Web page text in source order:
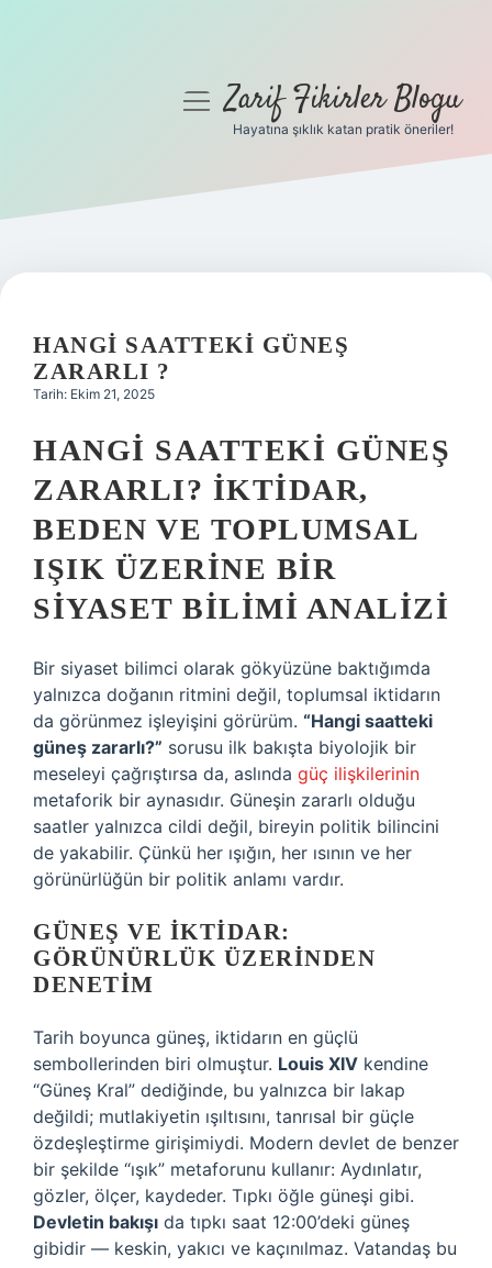
Gizlilik Politikası
Yasal Uyarı
menüyüZarif Fikirler Blogu
Hayatına şıklık katan pratik öneriler!
HANGI SAATTEKI GÜNEŞ
ZARARLI ?
Tarih: Ekim 21, 2025
HANGI SAATTEKI GÜNEŞ
ZARARLI? İKTIDAR,
BEDEN VE TOPLUMSAL
IŞIK ÜZERINE BIR
SIYASET BILIMI ANALIZI
Bir siyaset bilimci olarak gökyüzüne baktığımda
yalnızca doğanın ritmini değil, toplumsal iktidarın
da görünmez işleyişini görürüm. “Hangi saatteki
güneş zararlı?” sorusu ilk bakışta biyolojik bir
meseleyi çağrıştırsa da, aslında güç ilişkilerinin
metaforik bir aynasıdır. Güneşin zararlı olduğu
saatler yalnızca cildi değil, bireyin politik bilincini
de yakabilir. Çünkü her ışığın, her ısının ve her
görünürlüğün bir politik anlamı vardır.
GÜNEŞ VE İKTIDAR:
GÖRÜNÜRLÜK ÜZERINDEN
DENETIM
Tarih boyunca güneş, iktidarın en güçlü
sembollerinden biri olmuştur. Louis XIV kendine
“Güneş Kral” dediğinde, bu yalnızca bir lakap
değildi; mutlakiyetin ışıltısını, tanrısal bir güçle
özdeşleştirme girişimiydi. Modern devlet de benzer
bir şekilde “ışık” metaforunu kullanır: Aydınlatır,
gözler, ölçer, kaydeder. Tıpkı öğle güneşi gibi.
Devletin bakışı da tıpkı saat 12:00’deki güneş
gibidir — keskin, yakıcı ve kaçınılmaz. Vatandaş bu